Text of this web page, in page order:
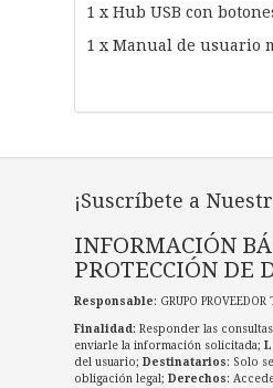
1 x Hub USB con
1 x Manual de usuario
¡Suscríbete a
INFORMACIÓN
PROTECCIÓN DE
Responsable: GRUPO
Finalidad : Responder las
enviarle la información solicitada;
del usuario; Destinatarios: Solo
obligación legal; Derechos: